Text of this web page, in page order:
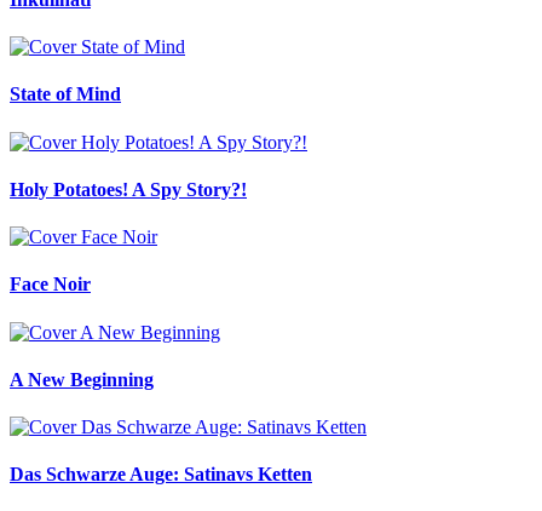
State of Mind
Holy Potatoes! A Spy Story?!
Face Noir
A New Beginning
Das Schwarze Auge: Satinavs Ketten